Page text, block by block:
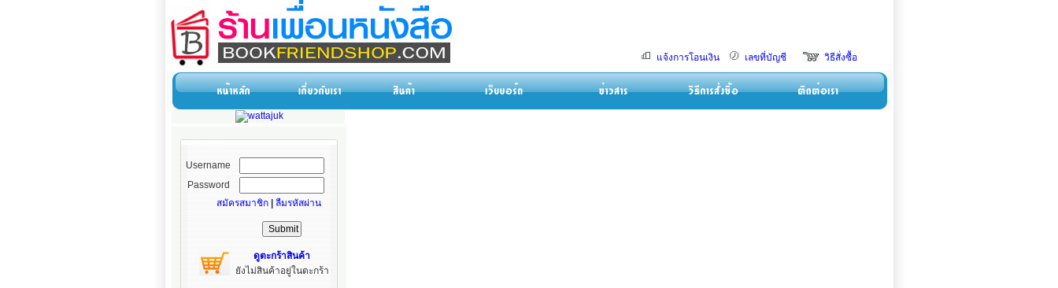
แจ้งการโอนเงิน เลขที่บัญชี วิธีสั่งซื้อ
Username
Password
สมัครสมาชิก
ลืมรหัสผ่าน
ดูตะกร้าสินค้า
ยังไม่สินค้าอยู่ในตะกร้า